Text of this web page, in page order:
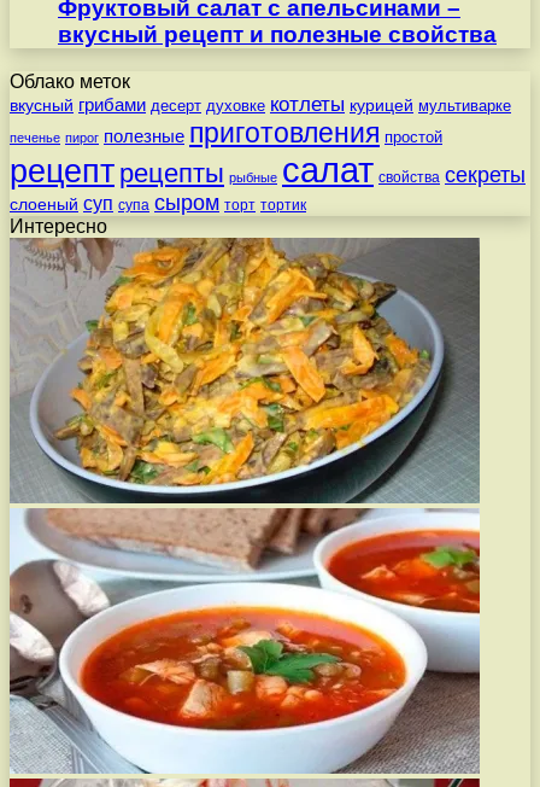
Фруктовый салат с апельсинами –
вкусный рецепт и полезные свойства
Облако меток
вкусный грибами десерт духовке котлеты курицей мультиварке
печенье пирог полезные приготовления простой
рецепт рецепты рыбные салат свойства секреты
слоеный суп супа сыром торт тортик
Интересно